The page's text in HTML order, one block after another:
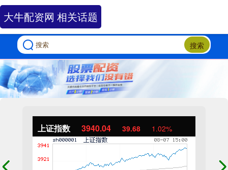
搜索
上证指数 3940.04 39.68 1.02%
大牛配资网 相关话题